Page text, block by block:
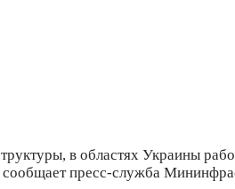
в областях Украины
пресс-служба